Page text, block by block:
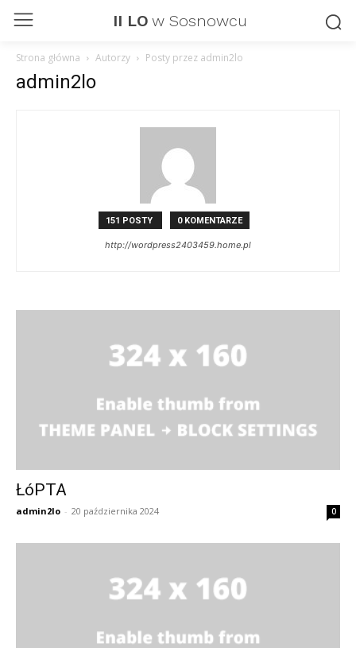
II LO w Sosnowcu
Strona główna Autorzy Posty przez admin2lo
admin2lo
151 POSTY 0 KOMENTARZE
http://wordpress2403459.home.pl
ŁóPTA
admin2lo - 20 października 2024 0